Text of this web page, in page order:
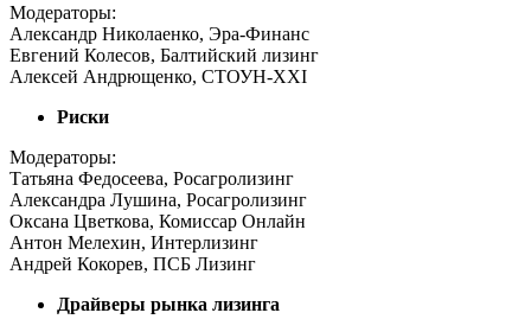
Модераторы:
Александр Николаенко, Эра-Финанс
Евгений Колесов, Балтийский лизинг
Алексей Андрющенко, СТОУН-XXI
Риски
Модераторы:
Татьяна Федосеева, Росагролизинг
Александра Лушина, Росагролизинг
Оксана Цветкова, Комиссар Онлайн
Антон Мелехин, Интерлизинг
Андрей Кокорев, ПСБ Лизинг
Драйверы рынка лизинга